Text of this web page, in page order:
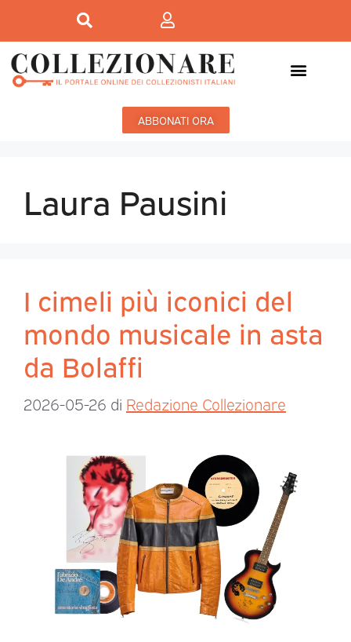
ABBONATI ORA
Laura Pausini
I cimeli più iconici del
mondo musicale in asta
da Bolaffi
2026-05-26 di Redazione Collezionare